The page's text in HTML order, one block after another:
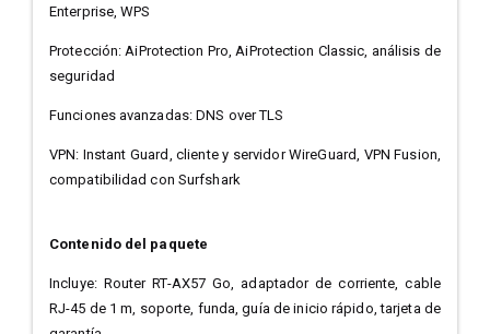
Enterprise, WPS
Protección: AiProtection Pro, AiProtection Classic, análisis de
seguridad
Funciones avanzadas: DNS over TLS
VPN: Instant Guard, cliente y servidor WireGuard, VPN Fusion,
compatibilidad con Surfshark
Contenido del paquete
Incluye: Router RT-AX57 Go, adaptador de corriente, cable
RJ-45 de 1 m, soporte, funda, guía de inicio rápido, tarjeta de